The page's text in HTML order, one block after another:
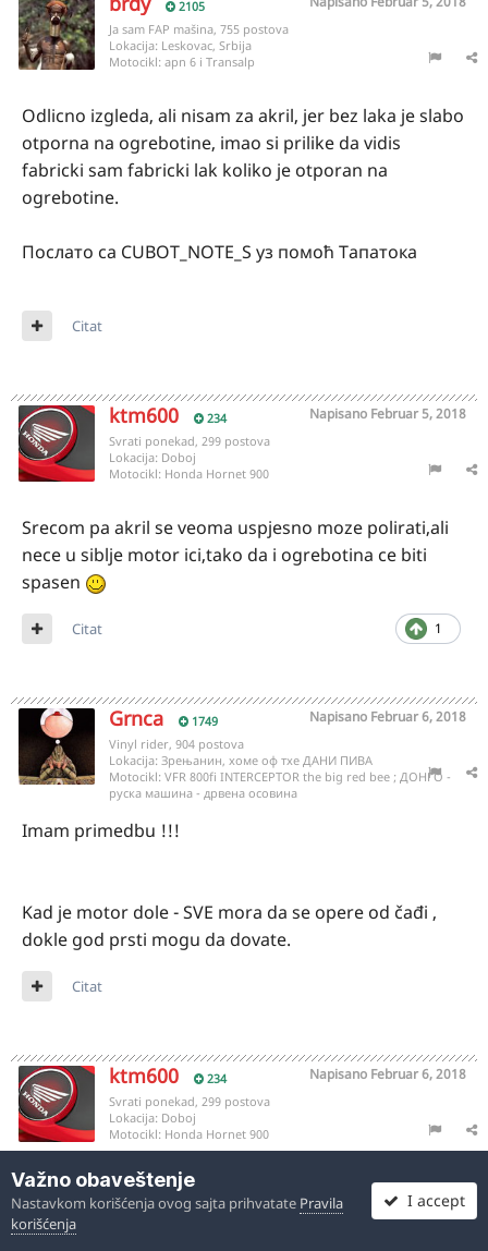
2105
Ja sam FAP mašina, 755 postova
Lokacija: Leskovac, Srbija
Motocikl: apn 6 i Transalp
Odlicno izgleda, ali nisam za akril, jer bez laka je slabo
otporna na ogrebotine, imao si prilike da vidis
fabricki sam fabricki lak koliko je otporan na
ogrebotine.
Послато са CUBOT_NOTE_S уз помоћ Тапатока
Citat
ktm600 234 Napisano Februar 5, 2018
Svrati ponekad, 299 postova
Lokacija: Doboj
Motocikl: Honda Hornet 900
Srecom pa akril se veoma uspjesno moze polirati,ali
nece u siblje motor ici,tako da i ogrebotina ce biti
spasen
1
Citat
Grnca 1749 Napisano Februar 6, 2018
Vinyl rider, 904 postova
Lokacija: Зрењанин, хоме оф тхе ДАНИ ПИВА
Motocikl: VFR 800fi INTERCEPTOR the big red bee ; ДОНГО -
руска машина - дрвена осовина
Imam primedbu !!!
Kad je motor dole - SVE mora da se opere od čađi ,
dokle god prsti mogu da dovate.
Citat
ktm600 234 Napisano Februar 6, 2018
Svrati ponekad, 299 postova
Lokacija: Doboj
Motocikl: Honda Hornet 900
Cistio sam a ovo je ostalo nesto kao pollijepljeno ne
znam cime da ga uklonim.
Važno obaveštenje
Nastavkom korišćenja ovog sajta prihvatate Pravila
korišćenja
I accept